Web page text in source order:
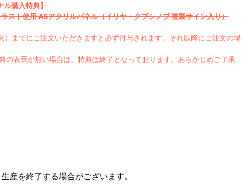
ル購入特典】
スト使用 A5アクリルパネル（イリヤ・クブシノブ 複製サイン入り）
までにご注文いただきますと必ず付与されます。それ以降にご注文の場
の表示が無い場合は、特典は終了となっております。あらかじめご了承
産を終了する場合がございます。